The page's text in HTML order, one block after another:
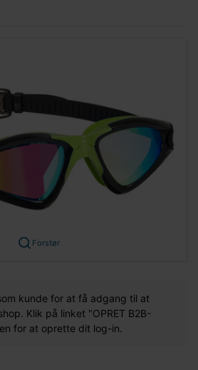
Forstør
kunde for at få adgang til at
Klik på linket "OPRET B2B-
for at oprette dit log-in.